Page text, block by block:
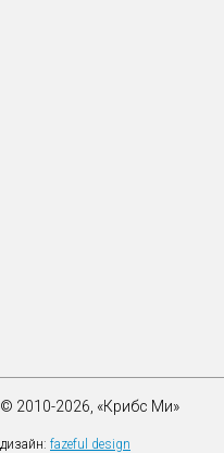
© 2010-2026, «Крибс Ми»
дизайн: fazeful design